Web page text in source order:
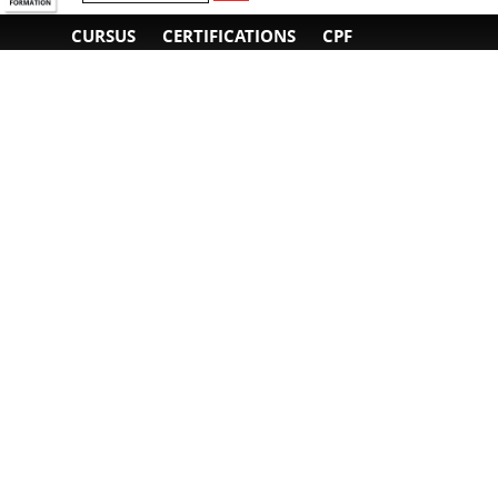
CURSUS CERTIFICATIONS CPF